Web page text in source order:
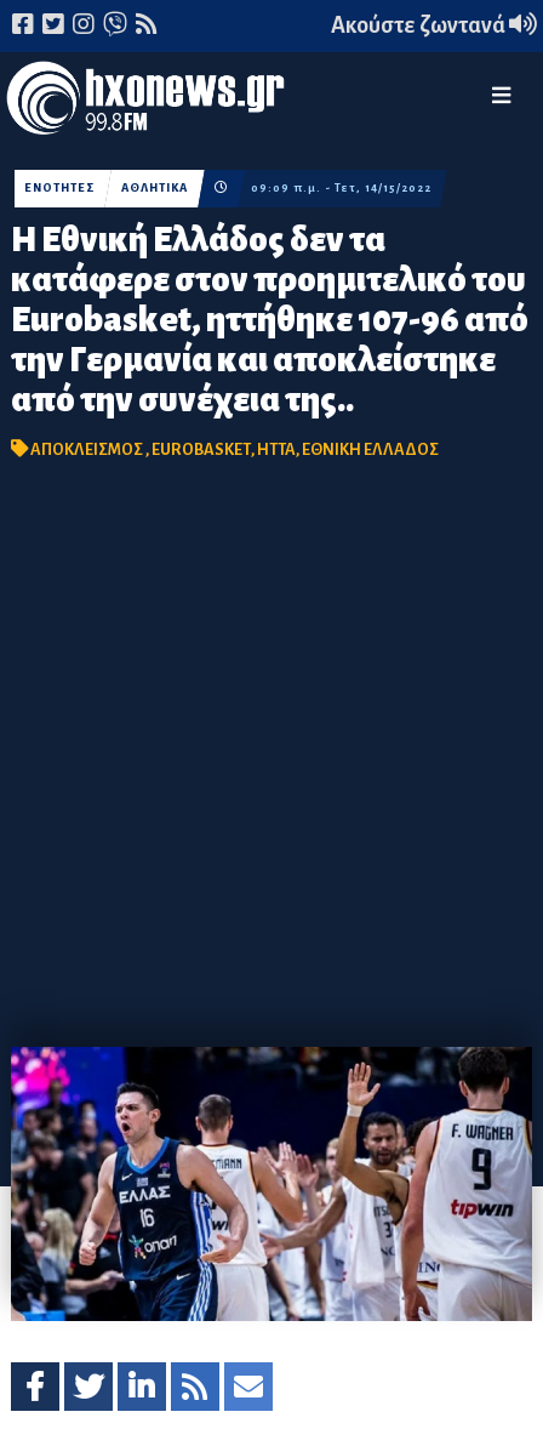
Ακούστε ζωντανά
Η Εθνική Ελλάδος δεν τα
κατάφερε στον προημιτελικό του
Eurobasket, ηττήθηκε 107-96 από
την Γερμανία και αποκλείστηκε
από την συνέχεια της..
ΕΝΟΤΗΤΕΣ ΑΘΛΗΤΙΚΑ 09:09 π.μ. - Τετ, 14/15/2022
ΑΠΟΚΛΕΙΣΜΟΣ, EUROBASKET, ΗΤΤΑ, ΕΘΝΙΚΗ ΕΛΛΑΔΟΣ